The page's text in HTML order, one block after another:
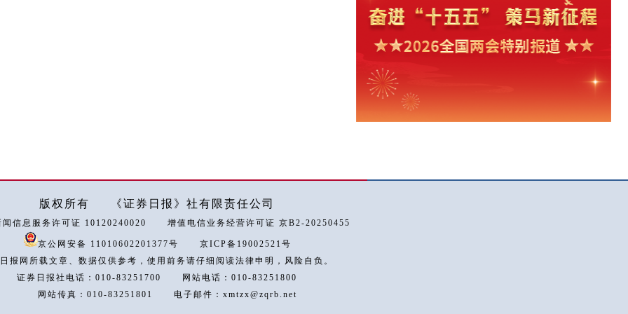
版权所有 《证券日报》社有限责任公司
闻信息服务许可证 10120240020 增值电信业务经营许可证 京B2-20250455
京公网安备 11010602201377号
京ICP备19002521号
报网所载文章、数据仅供参考，使用前务请仔细阅读法律申明，风险自负。
证券日报社电话：010-83251700
网站电话：010-83251800
网站传真：010-83251801
电子邮件：xmtzx@zqrb.net